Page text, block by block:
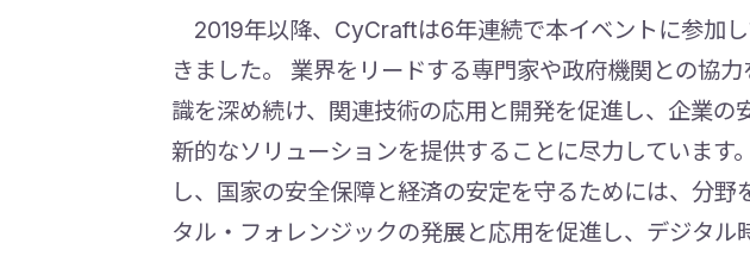
2019年以降、CyCraftは6年連続で本イベントに参加
きました。 業界をリードする専門家や政府機関との協
識を深め続け、関連技術の応用と開発を促進し、企業
新的なソリューションを提供することに尽力していま
し、国家の安全保障と経済の安定を守るためには、分
タル・フォレンジックの発展と応用を促進し、デジタ